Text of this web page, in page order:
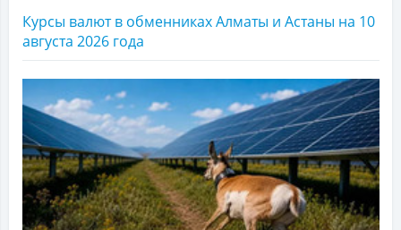
Курсы валют в обменниках Алматы и Астаны на 10
августа 2026 года